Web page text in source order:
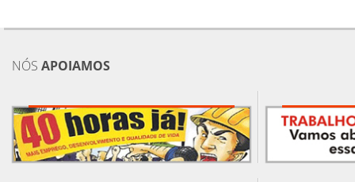
NÓS APOIAMOS